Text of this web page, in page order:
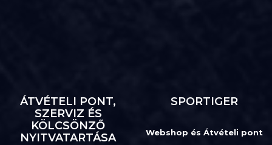
ÁTVÉTELI PONT,
SZERVIZ ÉS
KÖLCSÖNZŐ
NYITVATARTÁSA
SPORTIGER
Webshop és Átvételi pont